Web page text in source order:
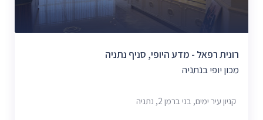
רונית רפאל - מדע היופי, סניף נתניה
מכון יופי בנתניה
קניון עיר ימים, בני ברמן 2, נתניה